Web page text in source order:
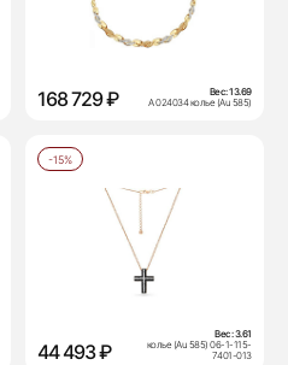
168 729 ₽ Вес:13.69
А 024034 колье (Au 585)
-15%
44 493 ₽
Вес:3.61
колье (Au 585) 06-1-115-
7401-013